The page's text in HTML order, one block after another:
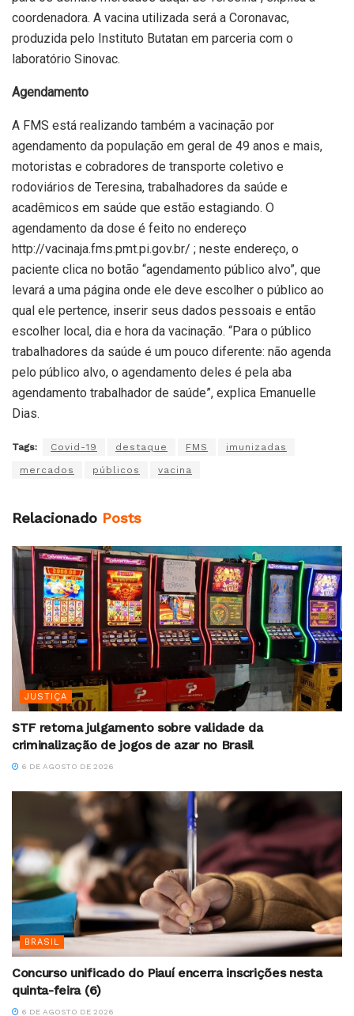
coordenadora. A vacina utilizada será a Coronavac,
produzida pelo Instituto Butatan em parceria com o
laboratório Sinovac.
Agendamento
A FMS está realizando também a vacinação por
agendamento da população em geral de 49 anos e mais,
motoristas e cobradores de transporte coletivo e
rodoviários de Teresina, trabalhadores da saúde e
acadêmicos em saúde que estão estagiando. O
agendamento da dose é feito no endereço
http://vacinaja.fms.pmt.pi.gov.br/ ; neste endereço, o
paciente clica no botão “agendamento público alvo”, que
levará a uma página onde ele deve escolher o público ao
qual ele pertence, inserir seus dados pessoais e então
escolher local, dia e hora da vacinação. “Para o público
trabalhadores da saúde é um pouco diferente: não agenda
pelo público alvo, o agendamento deles é pela aba
agendamento trabalhador de saúde”, explica Emanuelle
Dias.
Tags: Covid-19 destaque FMS imunizadas
mercados públicos vacina
Relacionado Posts
JUSTIÇA
STF retoma julgamento sobre validade da
criminalização de jogos de azar no Brasil
6 DE AGOSTO DE 2026
BRASIL
Concurso unificado do Piauí encerra inscrições nesta
quinta-feira (6)
6 DE AGOSTO DE 2026